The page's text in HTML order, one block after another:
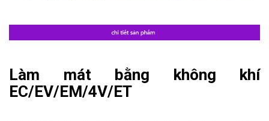
Làm mát bằng không khí
EC/EV/EM/4V/ET